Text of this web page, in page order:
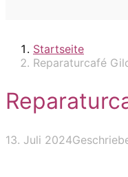
Startseite
Reparaturcafé
13. Juli 2024